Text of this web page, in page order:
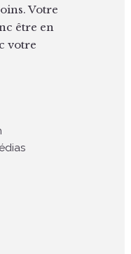
Votre
être en
votre